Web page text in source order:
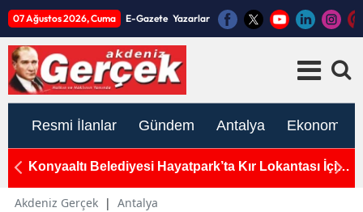
07 Ağustos 2026, Cuma E-Gazete Yazarlar
Resmi İlanlar Gündem Antalya Ekonomi
YENİ Parti'nin Sesi Fransa'dan Yükseldi Özgür Özel
Akdeniz Gerçek | Antalya